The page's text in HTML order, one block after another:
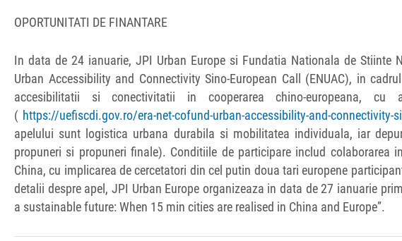
OPORTUNITATI DE FINANTARE
In data de 24 ianuarie, JPI Urban Europe si Fundatia Nationala de Stiinte
Urban Accessibility and Connectivity Sino-European Call (ENUAC), in
accesibilitatii si conectivitatii in cooperarea chino-europeana,
( https://uefiscdi.gov.ro/era-net-cofund-urban-accessibility-and-connectivity-
apelului sunt logistica urbana durabila si mobilitatea individuala, iar
propuneri si propuneri finale). Conditiile de participare includ colaborarea
China, cu implicarea de cercetatori din cel putin doua tari europene
detalii despre apel, JPI Urban Europe organizeaza in data de 27 ianuarie
a sustainable future: When 15 min cities are realised in China and Europe”.